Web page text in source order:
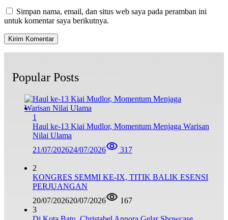
Simpan nama, email, dan situs web saya pada peramban ini
untuk komentar saya berikutnya.
Popular Posts
1
Haul ke-13 Kiai Mudlor, Momentum Menjaga Warisan
Nilai Ulama
21/07/202624/07/2026 317
2
KONGRES SEMMI KE-IX, TITIK BALIK ESENSI
PERJUANGAN
20/07/202620/07/2026
167
3